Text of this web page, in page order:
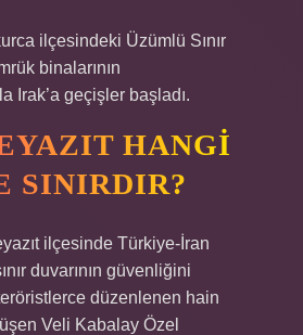
ilçesindeki Üzümlü Sınır
binalarının
Irak’a geçişler başladı.
HANGI
SINIRDIR?
ilçesinde Türkiye-İran
duvarının güvenliğini
düzenlenen hain
Veli Kabalay Özel